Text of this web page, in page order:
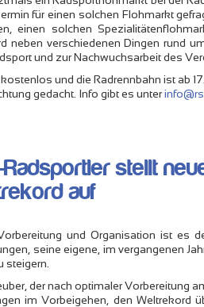
für einen solchen Flohmarkt
einen solchen
neben verschiedenen Dingen rund
und zur Nachwuchsarbeit des
und die Radrennbahn ist ab
gedacht. Info gibt es unter
stellt
auf
und Organisation ist es
seine eigene, im vergangenen
steigern.
der nach optimaler Vorbereitung
im Vorbeigehen, den Weltrekord